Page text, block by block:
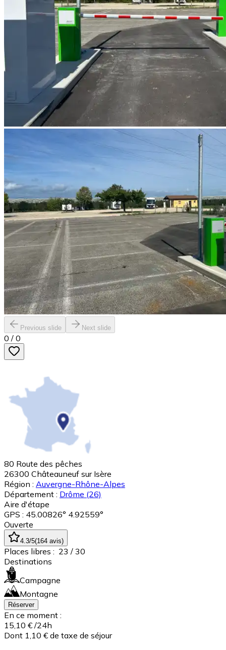
Previous slide Next slide
0 / 0
80 Route des pêches
26300 Châteauneuf sur Isère
Région : Auvergne-Rhône-Alpes
Département : Drôme (26)
Aire d'étape
GPS : 45.00826° 4.92559°
Ouverte
4.3/5(164 avis)
Places libres : 23 / 30
Destinations
Campagne
Montagne
Réserver
En ce moment :
15,10 € /24h
Dont 1,10 € de taxe de séjour